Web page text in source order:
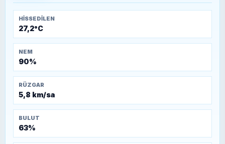
HISSEDILEN
27,2°C
NEM
90%
RÜZGAR
5,8 km/sa
BULUT
63%